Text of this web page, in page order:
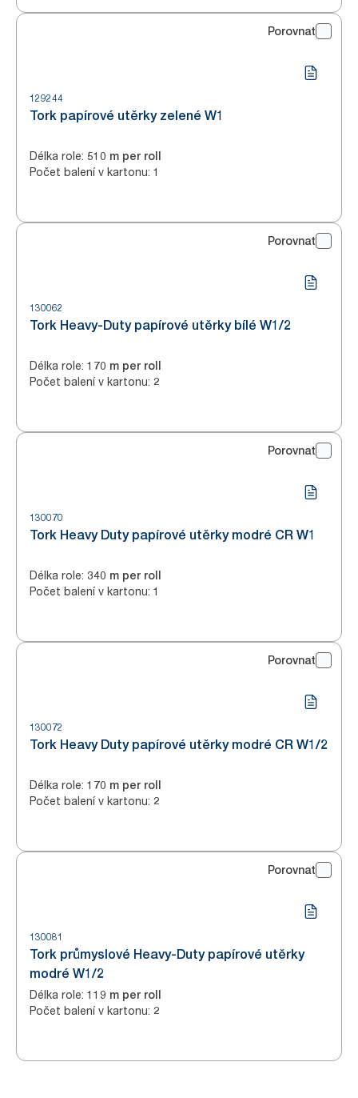
Porovnat
129244
Tork papírové utěrky zelené W1
Délka role: 510 m per roll
Počet balení v kartonu: 1
Porovnat
130062
Tork Heavy-Duty papírové utěrky bílé W1/2
Délka role: 170 m per roll
Počet balení v kartonu: 2
Porovnat
130070
Tork Heavy Duty papírové utěrky modré CR W1
Délka role: 340 m per roll
Počet balení v kartonu: 1
Porovnat
130072
Tork Heavy Duty papírové utěrky modré CR W1/2
Délka role: 170 m per roll
Počet balení v kartonu: 2
Porovnat
130081
Tork průmyslové Heavy-Duty papírové utěrky
modré W1/2
Délka role: 119 m per roll
Počet balení v kartonu: 2